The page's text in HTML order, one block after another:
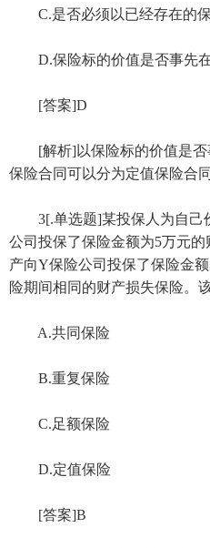
C.是否必须以已经存在的保
D.保险标的价值是否事先在
[答案]D
[解析]以保险标的价值是否
保险合同可以分为定值保险合
3[.单选题]某投保人为自己
公司投保了保险金额为5万元
产向Y保险公司投保了保险金
险期间相同的财产损失保险。
A.共同保险
B.重复保险
C.足额保险
D.定值保险
[答案]B